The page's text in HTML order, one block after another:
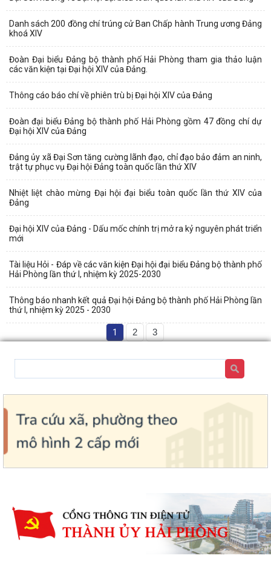
Danh sách 200 đồng chí trúng cử Ban Chấp hành Trung ương Đảng
khoá XIV
Đoàn Đại biểu Đảng bộ thành phố Hải Phòng tham gia thảo luận
các văn kiện tại Đại hội XIV của Đảng.
Thông cáo báo chí về phiên trù bị Đại hội XIV của Đảng
Đoàn đại biểu Đảng bộ thành phố Hải Phòng gồm 47 đồng chí dự
Đại hội XIV của Đảng
Đảng ủy xã Đại Sơn tăng cường lãnh đạo, chỉ đạo bảo đảm an ninh,
trật tự phục vụ Đại hội Đảng toàn quốc lần thứ XIV
Nhiệt liệt chào mừng Đại hội đại biểu toàn quốc lần thứ XIV của
Đảng
Đại hội XIV của Đảng - Dấu mốc chính trị mở ra kỷ nguyên phát triển
mới
Tài liệu Hỏi - Đáp về các văn kiện Đại hội đại biểu Đảng bộ thành phố
Hải Phòng lần thứ I, nhiệm kỳ 2025-2030
Thông báo nhanh kết quả Đại hội Đảng bộ thành phố Hải Phòng lần
thứ I, nhiệm kỳ 2025 - 2030
1 2 3